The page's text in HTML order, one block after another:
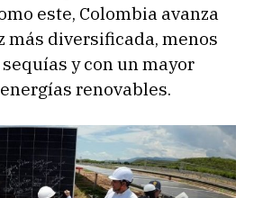
este, Colombia avanza
más diversificada, menos
y con un mayor
renovables.